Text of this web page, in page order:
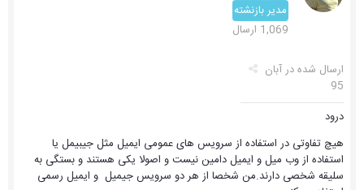
مدیر بازنشته
1,069 ارسال
ارسال شده درآبان
95
درود
هیچ تفاوتی در استفاده از سرویس های عمومی ایمیل مثل جیبیمل یا
استفاده از وب میل و ایمیل دامین نیست و اصولا یکی هستند و بستگی به
سلیقه شخصی دارند.من شخصا از هر دو سرویس جیمیل و ایمیل رسمی